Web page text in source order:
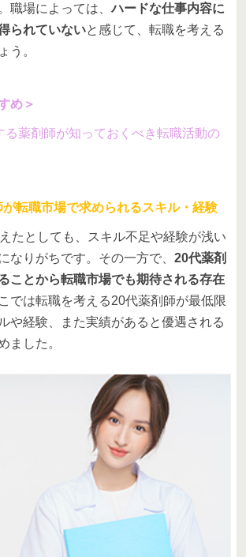
職場によっては、ハードな仕事内容に
られていないと感じて、転職を考える
う。
め＞
る薬剤師が知っておくべき転職活動の
転職市場で求められるスキル・経験
たとしても、スキル不足や経験が浅い
なりがちです。その一方で、 20代薬剤
ことから転職市場でも期待される存在
では転職を考える20代薬剤師が最低限
や経験、また実績があると優遇される
ました。